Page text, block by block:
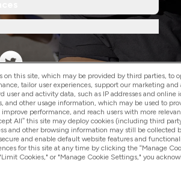
on this site, which may be provided by third parties, to
tailor user experiences, support our marketing
user and activity data, such as IP addresses and online
and other usage information, which may be used to
performance, and reach users with more
All” this site may deploy cookies (including third
and other browsing information may still be
and enable default website features and
for this site at any time by clicking the “Manage
Cookies," or "Manage Cookie Settings," you